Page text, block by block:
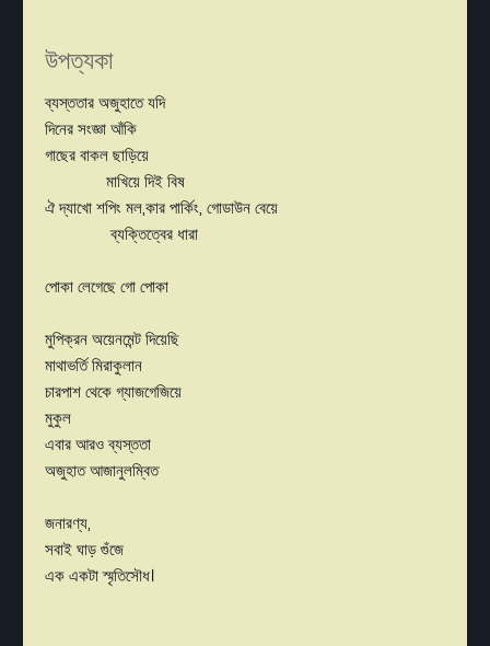
উপত্যকা
ব্যস্ততার অজুহাতে যদি
দিনের সংজ্ঞা আঁকি
গাছের বাকল ছাড়িয়ে
মাখিয়ে দিই বিষ
ঐ দ্যাখো শপিং মল,কার পার্কিং, গোডাউন বেয়ে
ব্যক্তিত্বের ধারা
পোকা লেগেছে গো পোকা
মুপিক্রন অয়েনমেন্ট দিয়েছি
মাথাভর্তি মিরাকুলান
চারপাশ থেকে গ্যাজগেজিয়ে
মুকুল
এবার আরও ব্যস্ততা
অজুহাত আজানুলম্বিত
জনারণ্য,
সবাই ঘাড় গুঁজে
এক একটা স্মৃতিসৌধ।